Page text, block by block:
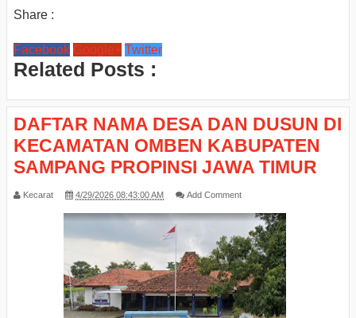
Share :
Facebook Google+ Twitter
Related Posts :
DAFTAR NAMA DESA DAN DUSUN DI
KECAMATAN OMBEN KABUPATEN
SAMPANG PROPINSI JAWA TIMUR
Kecarat 4/29/2026 08:43:00 AM Add Comment